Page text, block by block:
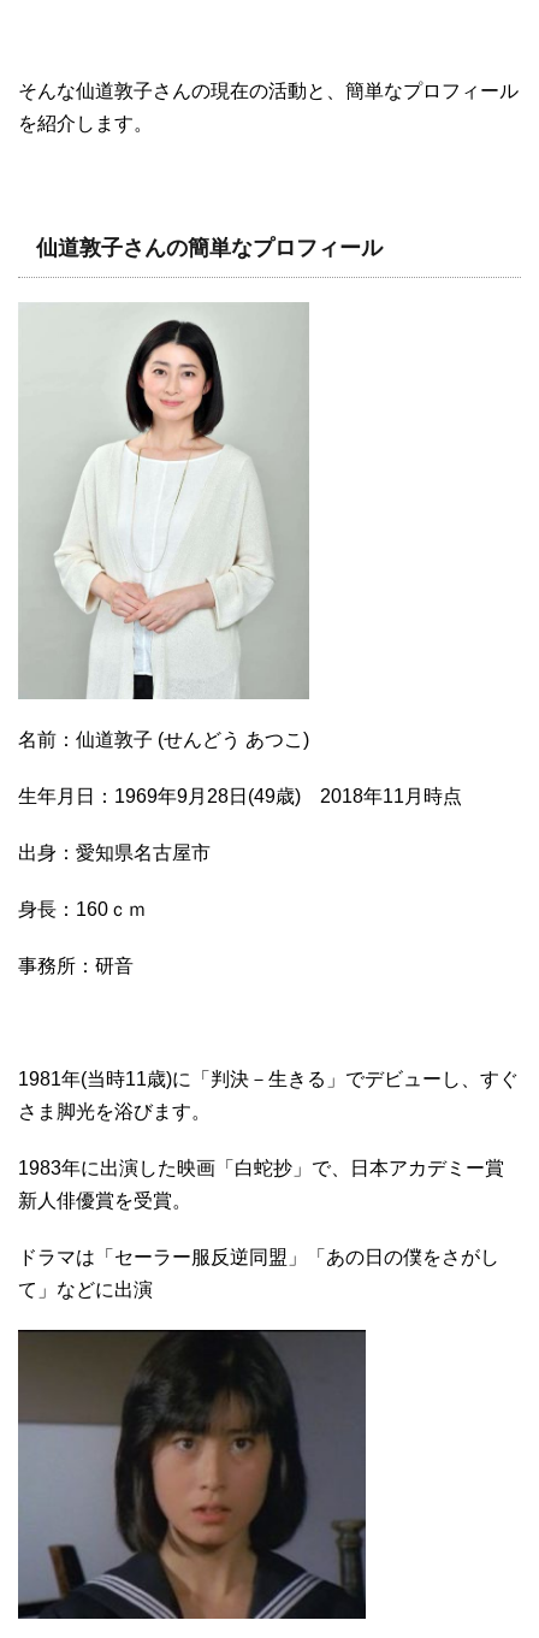
そんな仙道敦子さんの現在の活動と、簡単なプロフィール
を紹介します。
仙道敦子さんの簡単なプロフィール
名前：仙道敦子 (せんどう あつこ)
生年月日：1969年9月28日(49歳) 2018年11月時点
出身：愛知県名古屋市
身長：160ｃｍ
事務所：研音
1981年(当時11歳)に「判決－生きる」でデビューし、すぐ
さま脚光を浴びます。
1983年に出演した映画「白蛇抄」で、日本アカデミー賞
新人俳優賞を受賞。
ドラマは「セーラー服反逆同盟」「あの日の僕をさがし
て」などに出演